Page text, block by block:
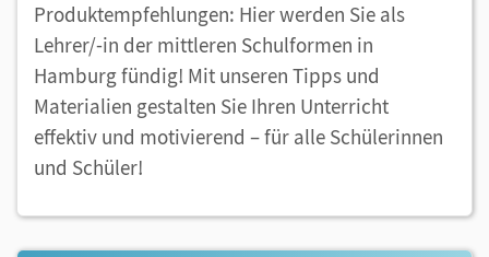
Produktempfehlungen: Hier werden Sie als
Lehrer/-in der mittleren Schulformen in
Hamburg fündig! Mit unseren Tipps und
Materialien gestalten Sie Ihren Unterricht
effektiv und motivierend – für alle Schülerinnen
und Schüler!